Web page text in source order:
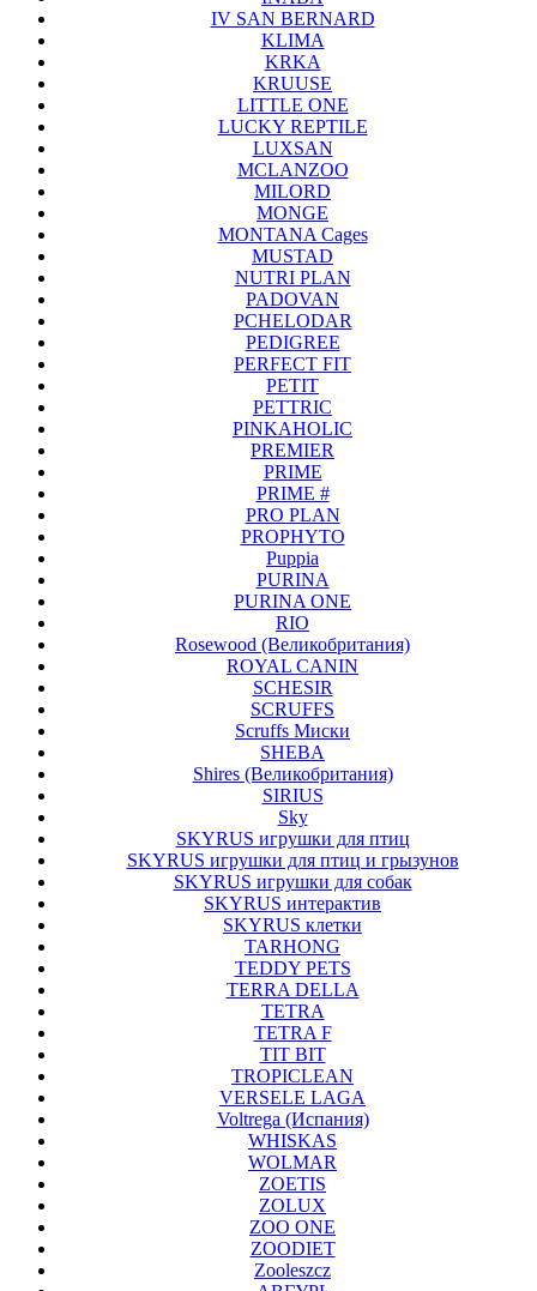
IV SAN BERNARD
KLIMA
KRKA
KRUUSE
LITTLE ONE
LUCKY REPTILE
LUXSAN
MCLANZOO
MILORD
MONGE
MONTANA Cages
MUSTAD
NUTRI PLAN
PADOVAN
PCHELODAR
PEDIGREE
PERFECT FIT
PETIT
PETTRIC
PINKAHOLIC
PREMIER
PRIME
PRIME #
PRO PLAN
PROPHYTO
Puppia
PURINA
PURINA ONE
RIO
Rosewood (Великобритания)
ROYAL CANIN
SCHESIR
SCRUFFS
Scruffs Миски
SHEBA
Shires (Великобритания)
SIRIUS
Sky
SKYRUS игрушки для птиц
SKYRUS игрушки для птиц и грызунов
SKYRUS игрушки для собак
SKYRUS интерактив
SKYRUS клетки
TARHONG
TEDDY PETS
TERRA DELLA
TETRA
TETRA F
TIT BIT
TROPICLEAN
VERSELE LAGA
Voltrega (Испания)
WHISKAS
WOLMAR
ZOETIS
ZOLUX
ZOO ONE
ZOODIET
Zooleszcz